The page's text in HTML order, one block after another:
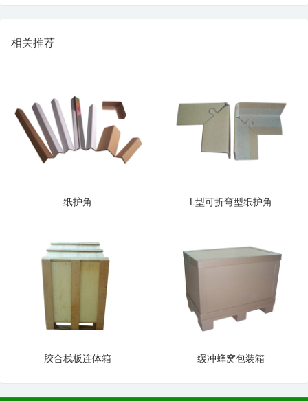
相关推荐
纸护角 L型可折弯型纸护角
胶合栈板连体箱 缓冲蜂窝包装箱